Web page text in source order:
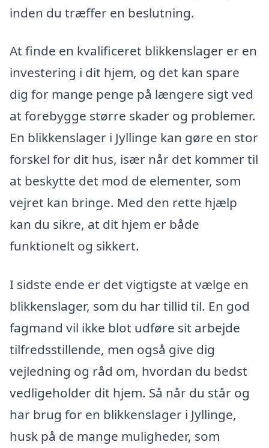
inden du træffer en beslutning.
At finde en kvalificeret blikkenslager er en
investering i dit hjem, og det kan spare
dig for mange penge på længere sigt ved
at forebygge større skader og problemer.
En blikkenslager i Jyllinge kan gøre en stor
forskel for dit hus, især når det kommer til
at beskytte det mod de elementer, som
vejret kan bringe. Med den rette hjælp
kan du sikre, at dit hjem er både
funktionelt og sikkert.
I sidste ende er det vigtigste at vælge en
blikkenslager, som du har tillid til. En god
fagmand vil ikke blot udføre sit arbejde
tilfredsstillende, men også give dig
vejledning og råd om, hvordan du bedst
vedligeholder dit hjem. Så når du står og
har brug for en blikkenslager i Jyllinge,
husk på de mange muligheder, som